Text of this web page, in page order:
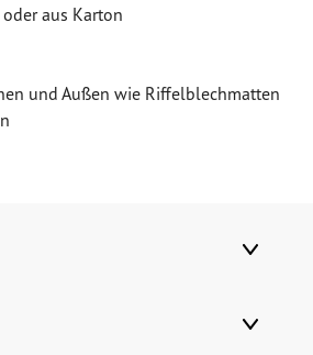
aus Karton
und Außen wie Riffelblechmatten